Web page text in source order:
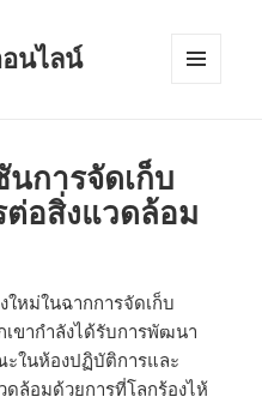
นไลน์
การจัดเก็บ
อสิ่งแวดล้อม
หม่ในฉากการจัดเก็บ
เขากำลังได้รับการพัฒนา
ในห้องปฏิบัติการและ
ดล้อมด้วยการที่โลกร้องไห้